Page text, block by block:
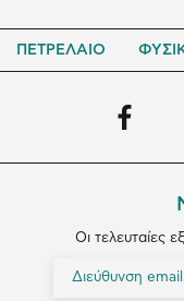
ΠΕΤΡΕΛΑΙΟ
Οι τελευταίες